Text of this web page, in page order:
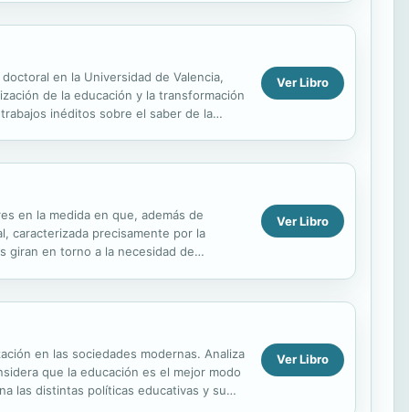
en la Universidad de Valencia,
de la educación y la transformación
inéditos sobre el saber de la
Ver Libro
en la medida en que, además de
caracterizada precisamente por la
giran en torno a la necesidad de
Ver Libro
en las sociedades modernas. Analiza
que la educación es el mejor modo
las distintas políticas educativas y su
Ver Libro